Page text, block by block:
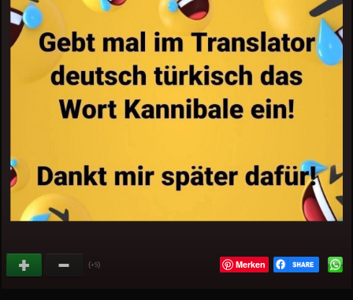
(+5) Merken